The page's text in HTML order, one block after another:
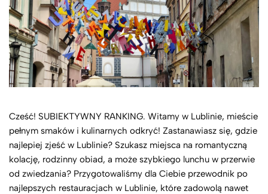
Cześć! SUBIEKTYWNY RANKING. Witamy w Lublinie, mieście
pełnym smaków i kulinarnych odkryć! Zastanawiasz się, gdzie
najlepiej zjeść w Lublinie? Szukasz miejsca na romantyczną
kolację, rodzinny obiad, a może szybkiego lunchu w przerwie
od zwiedzania? Przygotowaliśmy dla Ciebie przewodnik po
najlepszych restauracjach w Lublinie, które zadowolą nawet